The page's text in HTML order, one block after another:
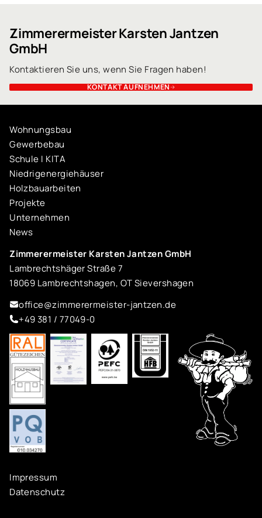
Zimmerermeister Karsten Jantzen
GmbH
Kontaktieren Sie uns, wenn Sie Fragen haben!
KONTAKT AUFNEHMEN
Wohnungsbau
Gewerbebau
Schule I KITA
Niedrigenergiehäuser
Holzbauarbeiten
Projekte
Unternehmen
News
Zimmerermeister Karsten Jantzen GmbH
Lambrechtshäger Straße 7
18069 Lambrechtshagen, OT Sievershagen
office@zimmerermeister-jantzen.de
+49 381 / 77049-0
Impressum
Datenschutz